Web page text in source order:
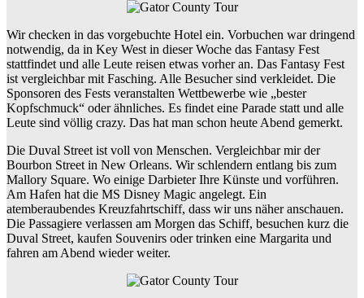
Wir checken in das vorgebuchte Hotel ein. Vorbuchen war dringend
notwendig, da in Key West in dieser Woche das Fantasy Fest
stattfindet und alle Leute reisen etwas vorher an. Das Fantasy Fest
ist vergleichbar mit Fasching. Alle Besucher sind verkleidet. Die
Sponsoren des Fests veranstalten Wettbewerbe wie „bester
Kopfschmuck“ oder ähnliches. Es findet eine Parade statt und alle
Leute sind völlig crazy. Das hat man schon heute Abend gemerkt.
Die Duval Street ist voll von Menschen. Vergleichbar mir der
Bourbon Street in New Orleans. Wir schlendern entlang bis zum
Mallory Square. Wo einige Darbieter Ihre Künste und vorführen.
Am Hafen hat die MS Disney Magic angelegt. Ein
atemberaubendes Kreuzfahrtschiff, dass wir uns näher anschauen.
Die Passagiere verlassen am Morgen das Schiff, besuchen kurz die
Duval Street, kaufen Souvenirs oder trinken eine Margarita und
fahren am Abend wieder weiter.